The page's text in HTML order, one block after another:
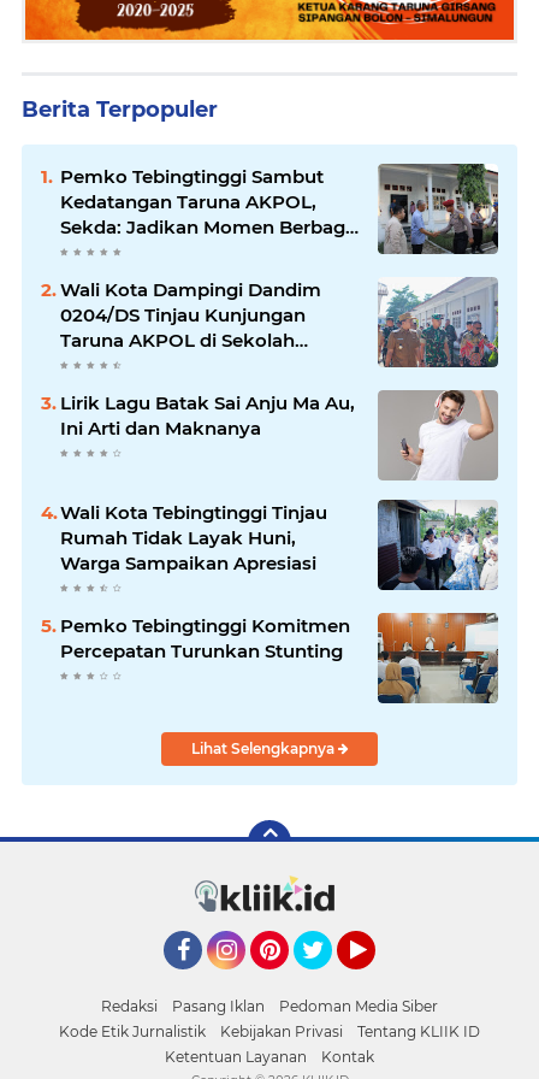
Berita Terpopuler
Pemko Tebingtinggi Sambut
Kedatangan Taruna AKPOL,
Sekda: Jadikan Momen Berbagi
Ilmu
Wali Kota Dampingi Dandim
0204/DS Tinjau Kunjungan
Taruna AKPOL di Sekolah
Rakyat Tebingtinggi
Lirik Lagu Batak Sai Anju Ma Au,
Ini Arti dan Maknanya
Wali Kota Tebingtinggi Tinjau
Rumah Tidak Layak Huni,
Warga Sampaikan Apresiasi
Pemko Tebingtinggi Komitmen
Percepatan Turunkan Stunting
Lihat Selengkapnya
Redaksi Pasang Iklan
Pedoman Media Siber
Kode Etik Jurnalistik
Kebijakan Privasi
Tentang KLIIK ID
Ketentuan Layanan
Kontak